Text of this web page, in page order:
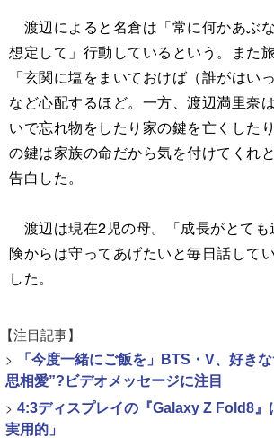
渡辺によると名倉は「常に何かあぶ
想定して」行動しているという。また
「玄関に塩をまいておけば（誰がはい
など心配するほど。一方、渡辺満里奈
いで忘れ物をしたり家の鍵を亡くした
の鍵は家族の命だから気を付けてくれ
告白した。
渡辺は現在2児の母。「成長がとて
険からは守ってあげたいと毎日話して
した。
【注目記事】
>
「今度一緒にご飯を」BTS・V、好き
思相愛”?ビデオメッセージに注目
> 4:3ディスプレイの『Galaxy Z Fold8』
実用的」